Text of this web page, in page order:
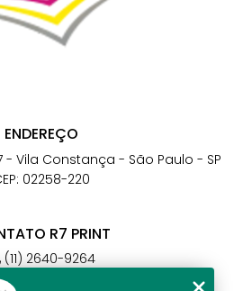
ENDEREÇO
- Vila Constança - São Paulo - SP
02258-220
R7 PRINT
(11) 2640-9264
98784-6664